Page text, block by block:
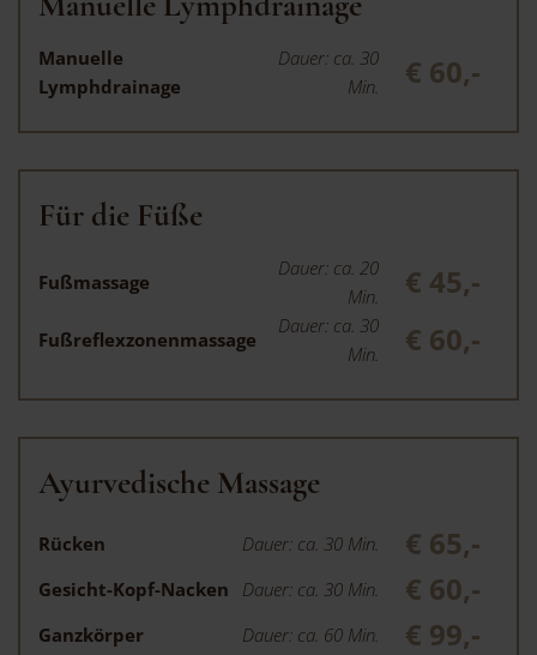
Manuelle
Lymphdrainage
Dauer: ca. 30
Min.
€ 60,-
Für die Füße
Fußmassage
Dauer: ca. 20
Min.
€ 45,-
Fußreflexzonenmassage
Dauer: ca. 30
Min.
€ 60,-
Ayurvedische Massage
Rücken Dauer: ca. 30 Min. € 65,-
Gesicht-Kopf-Nacken Dauer: ca. 30 Min. € 60,-
Ganzkörper Dauer: ca. 60 Min. € 99,-